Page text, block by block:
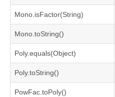
Mono.isFactor(String)
Mono.toString()
Poly.equals(Object)
Poly.toString()
PowFac.toPoly()